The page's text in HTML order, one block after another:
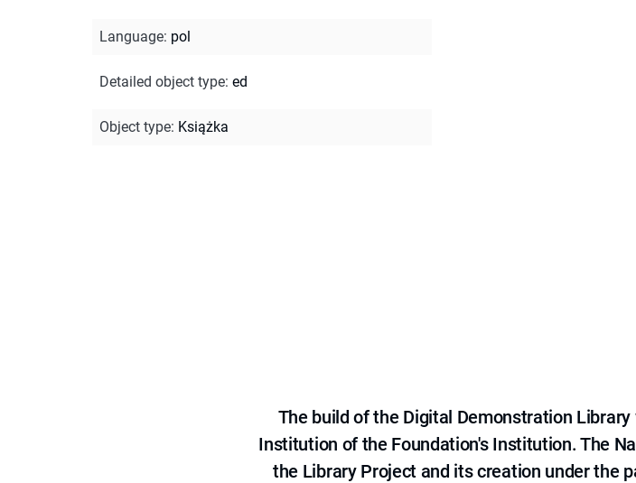
Language: pol
Detailed object type: ed
Object type: Książka
The build of the Digital Demonstration
Institution of the Foundation's Institution. The
the Library Project and its creation under the